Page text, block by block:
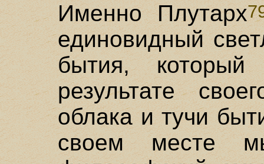
Именно Плутарх
единовидный
бытия,
результате
облака и тучи
своем месте